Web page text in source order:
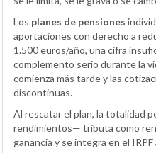
Los planes de pensiones
aportaciones con derecho a
1.500 euros/año, una cifra
complemento serio durante la
comienza más tarde y las
discontinuas.
Al rescatar el plan, la totalidad
rendimientos— tributa como
ganancia y se integra en el